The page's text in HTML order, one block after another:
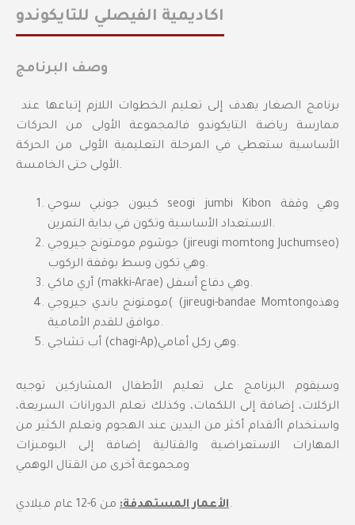
اكاديمية الفيصلي للتايكوندو
وصف البرنامج
ممارسة رياضة التايكوندو فالمجموعة الأولى من الحركات
الأساسية ستعطي في المرحلة التعليمية الأولى من الحركة
الأولى حتى الخامسة.
كيبون جونبي سوحي seogi jumbi Kibon وهي وقفة
الاستعداد الأساسية وتكون في بداية التمرين.
جوشوم مومتونج جيروجي (jireugi momtong Juchumseo)
وهي تكون وسط بوقفة الركوب.
أري ماكي (makki-Arae) وهي دفاع أسفل.
مومتونج باندي جيروجي( (jireugi-bandae Momtongوهذه
موافق للقدم الأمامية.
أب تشاجي (chagi-Ap)وهي ركل أمامي.
وسيقوم البرنامج على تعليم الأطفال المشاركين توجيه
الركلات، إضافة إلى اللكمات، وكذلك تعلم الدورانات السريعة،
واستخدام األقدام أكثر من اليدين عند الهجوم وتعلم الكثير من
المهارات الاستعراضية والقتالية إضافة إلى البومبزات
ومجموعة أخرى من القتال الوهمي
الأعمار المستهدفة:من 6-12 عام ميلادي.